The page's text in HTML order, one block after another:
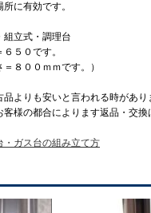
に有効です。
組立式・調理台
５０です。
８００ｍｍです。）
よりも安いと言われる時があり
客様の都合によります返品・交
・ガス台の組み立て方